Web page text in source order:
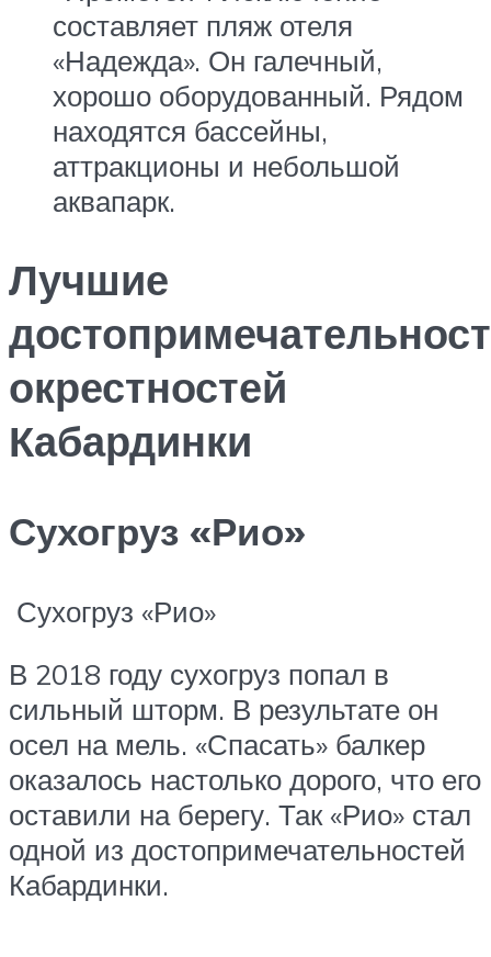
составляет пляж отеля
«Надежда». Он галечный,
хорошо оборудованный. Рядом
находятся бассейны,
аттракционы и небольшой
аквапарк.
Лучшие
окрестностей
Кабардинки
Сухогруз «Рио»
Сухогруз «Рио»
В 2018 году сухогруз попал в
сильный шторм. В результате он
осел на мель. «Спасать» балкер
оказалось настолько дорого, что его
оставили на берегу. Так «Рио» стал
одной из достопримечательностей
Кабардинки.